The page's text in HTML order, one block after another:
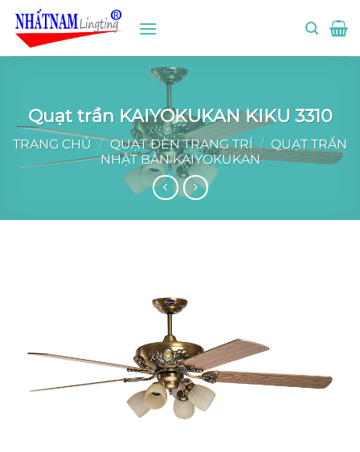
qua
Quạt trần KAIYOKUKAN KIKU 3310
TRANG CHỦ / QUẠT ĐÈN TRANG TRÍ / QUẠT TRẦN
NHẬT BẢN KAIYOKUKAN